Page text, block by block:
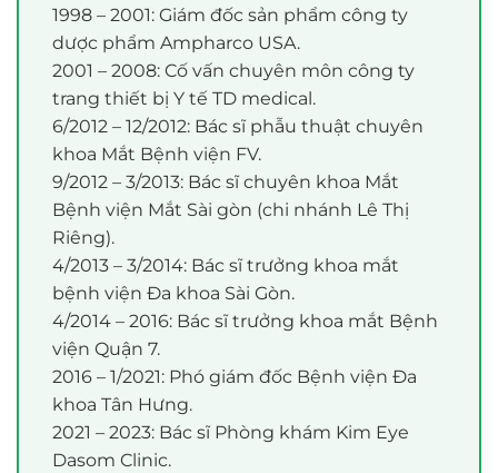
1998 – 2001: Giám đốc sản phẩm công ty
dược phẩm Ampharco USA.
2001 – 2008: Cố vấn chuyên môn công ty
trang thiết bị Y tế TD medical.
6/2012 – 12/2012: Bác sĩ phẫu thuật chuyên
khoa Mắt Bệnh viện FV.
9/2012 – 3/2013: Bác sĩ chuyên khoa Mắt
Bệnh viện Mắt Sài gòn (chi nhánh Lê Thị
Riêng).
4/2013 – 3/2014: Bác sĩ trưởng khoa mắt
bệnh viện Đa khoa Sài Gòn.
4/2014 – 2016: Bác sĩ trưởng khoa mắt Bệnh
viện Quận 7.
2016 – 1/2021: Phó giám đốc Bệnh viện Đa
khoa Tân Hưng.
2021 – 2023: Bác sĩ Phòng khám Kim Eye
Dasom Clinic.